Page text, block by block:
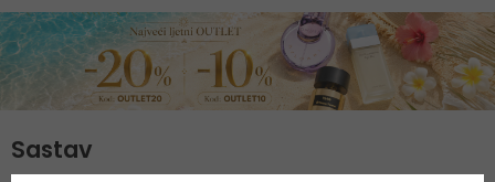
Sastav